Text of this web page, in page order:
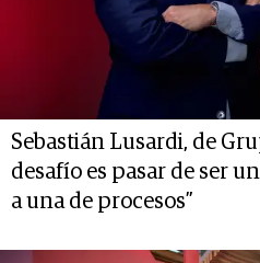
Sebastián Lusardi, de
desafío es pasar de ser
a una de procesos”